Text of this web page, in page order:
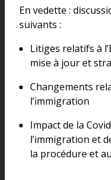
En vedette :
suivants :
Litiges relatifs à
mise à jour et
Changements
l’immigration
Impact de la
l’immigration et
la procédure et